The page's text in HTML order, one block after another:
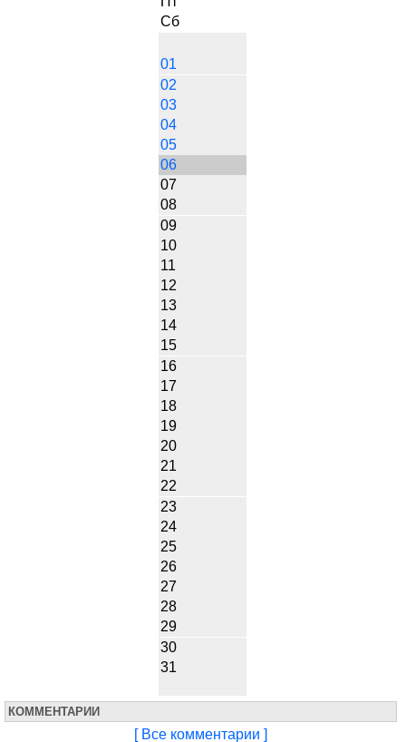
Сб
01
02
03
04
05
06
07
08
09
10
11
12
13
14
15
16
17
18
19
20
21
22
23
24
25
26
27
28
29
30
31
КОММЕНТАРИИ
[ Все комментарии ]